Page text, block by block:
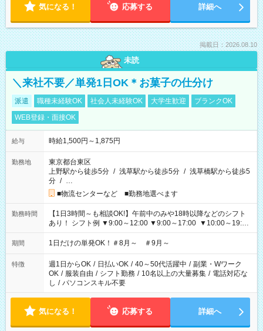
気になる！ 応募する 詳細へ
掲載日：2026.08.10
未読
＼来社不要／単発1日OK＊お菓子の仕分け
派遣 職種未経験OK 社会人未経験OK 大学生歓迎
ブランクOK
WEB登録・面接OK
給与 時給1,500円～1,875円
勤務地
東京都台東区
上野駅から徒歩5分 / 浅草駅から徒歩5分 / 浅草橋駅から徒歩5
分 / …
■物流センターなど ■勤務地選べます
勤務時間
【1日3時間～も相談OK!】午前中のみや18時以降などのシフト
あり！ シフト例 ▼9:00～12:00 ▼9:00～17:00 ▼10:00～19:00
▼18:00～21:00
期間 1日だけの単発OK！＃8月～ ＃9月～
特徴 週1日からOK / 日払いOK / 40～50代活躍中 / 副業・Wワーク
OK / 服装自由 / シフト勤務 / 10名以上の大量募集 / 電話対応な
し / パソコンスキル不要
気になる！ 応募する 詳細へ